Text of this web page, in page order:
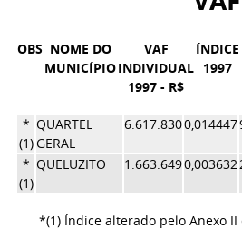
OBS NOME DO
MUNICÍPIO
VAF
INDIVIDUAL
1997 - R$
ÍNDICE
1997
*
(1)
QUARTEL
GERAL
6.617.8300,014447
*
(1)
QUELUZITO 1.663.6490,003632
*(1) Índice alterado pelo Anexo II